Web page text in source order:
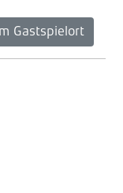
Gastspielort